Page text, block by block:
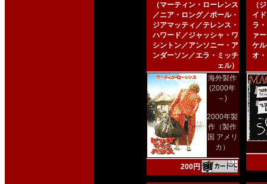
（マーティン・ローレンス
／ニア・ロング／ポール・
ジアマッティ／テレンス・
ハワード／ジャッシャ・ワ
シントン／アンソニー・ア
ンダーソン／エラ・ミッチ
ェル）
海外製作
(2000年
～)
2000年製
作（製作
国 アメリ
カ）
200円
（
イ
ラ
ァ
ケ
オ